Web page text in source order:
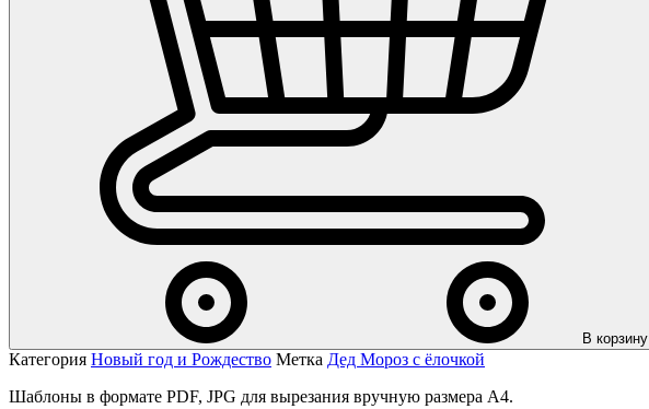
В корзину
Категория Новый год и Рождество Метка Дед Мороз с ёлочкой
Шаблоны в формате PDF, JPG для вырезания вручную размера А4.